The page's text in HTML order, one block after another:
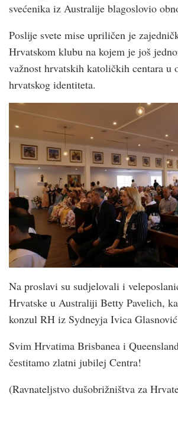
svećenika iz Australije blagoslovio
Poslije svete mise upriličen je
Hrvatskom klubu na kojem je još
važnost hrvatskih katoličkih centara u
hrvatskog identiteta.
Na proslavi su sudjelovali i
Hrvatske u Australiji Betty Pavelich,
konzul RH iz Sydneyja Ivica
Svim Hrvatima Brisbanea i
čestitamo zlatni jubilej Centra!
(Ravnateljstvo dušobrižništva za